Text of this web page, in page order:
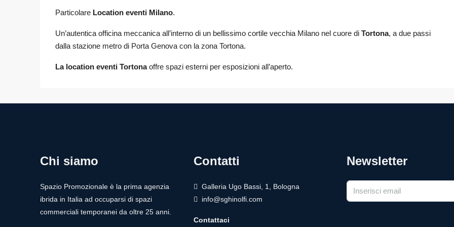
Particolare Location eventi Milano.
Un’autentica officina meccanica all’interno di un bellissimo cortile vecchia Milano nel cuore di Tortona, a due passi
dalla stazione metro di Porta Genova con la zona Tortona.
La location eventi Tortonaoffre spazi esterni per esposizioni all’aperto.
Chi siamo
Spazio Promozionale è la prima agenzia
ibrida in Italia ad occuparsi di spazi
commerciali temporanei da oltre 25 anni.
Contatti
Galleria Ugo Bassi, 1, Bologna
info@sghinolfi.com
Contattaci
Newsletter